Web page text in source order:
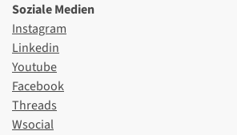
Soziale Medien
Instagram
Linkedin
Youtube
Facebook
Threads
Wsocial